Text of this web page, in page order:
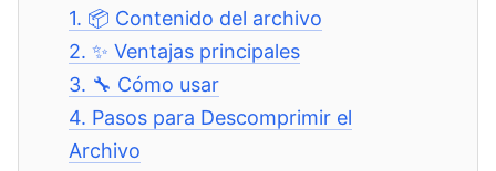
1. 📦 Contenido del archivo
2.✨ Ventajas principales
3. 🔧 Cómo usar
4. Pasos para Descomprimir el
Archivo